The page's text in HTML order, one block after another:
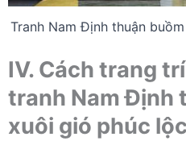
Tranh Nam Định thuận
IV. Cách trang
tranh Nam Định
xuôi gió phúc